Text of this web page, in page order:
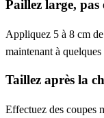
Paillez large, pas
Appliquez 5 à 8 cm
maintenant à
Taillez après la
Effectuez des coupes